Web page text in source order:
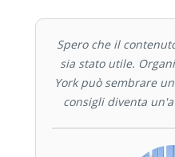
Spero che il
sia stato utile.
York può sembrare
consigli diventa